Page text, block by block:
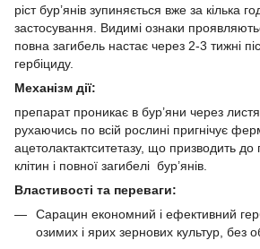
ріст бур’янів зупиняється вже за кілька
застосування. Видимі ознаки
повна загибель настає через 2-3 тижні
гербіциду.
Механізм дії:
препарат проникає в бур’яни через
рухаючись по всій рослині пригнічує
ацетолактактситетазу, що призводить
клітин і повної загибелі бур’янів.
Властивості та переваги:
Сарацин економний і ефективний
озимих і ярих зернових культур, без